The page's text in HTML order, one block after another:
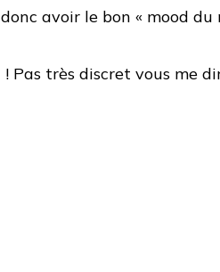
avoir le bon « mood du
Pas très discret vous me